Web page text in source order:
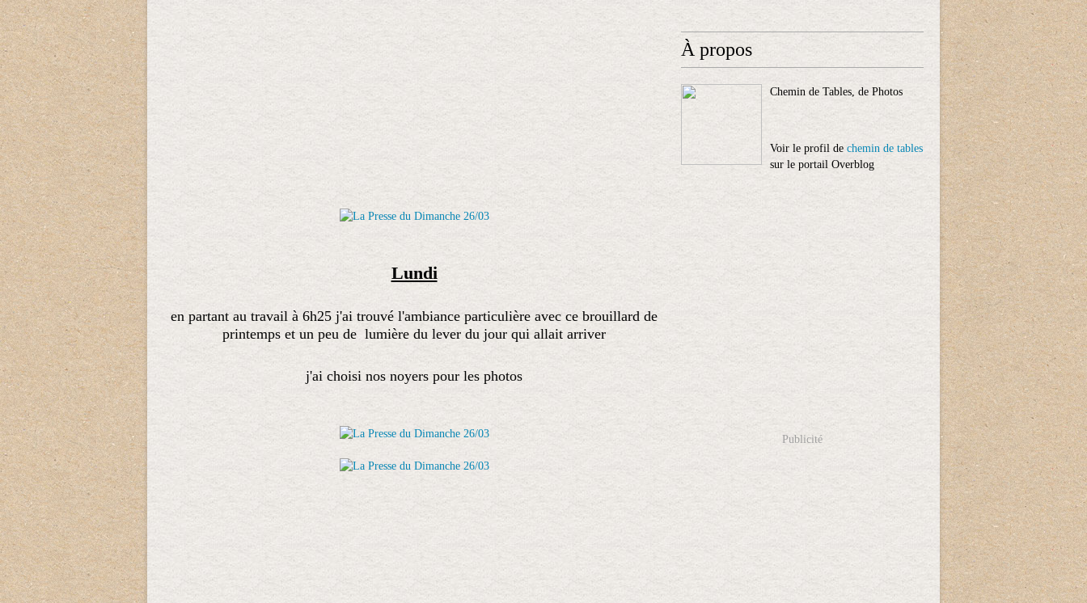
Lundi
en partant au travail à 6h25 j'ai trouvé l'ambiance particulière avec ce brouillard de
printemps et un peu de lumière du lever du jour qui allait arriver
j'ai choisi nos noyers pour les photos
À propos
Chemin de Tables, de Photos
Voir le profil de chemin de tables
sur le portail Overblog
Publicité